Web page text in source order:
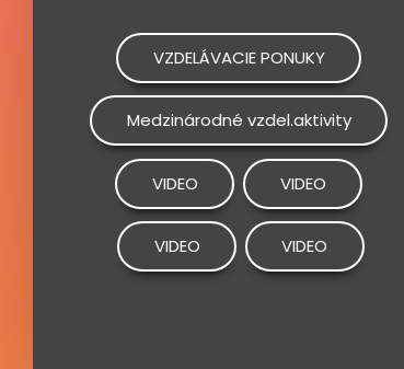
VZDELÁVACIE PONUKY
Medzinárodné vzdel.aktivity
VIDEO VIDEO
VIDEO VIDEO